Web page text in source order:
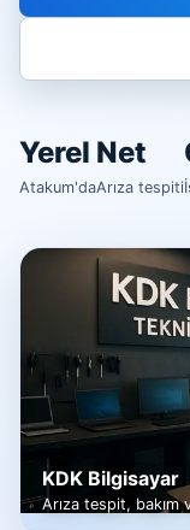
Yerel
Atakum'da
Net
Arıza tespiti
KDK Bilgisayar
Arıza tespit, bakım